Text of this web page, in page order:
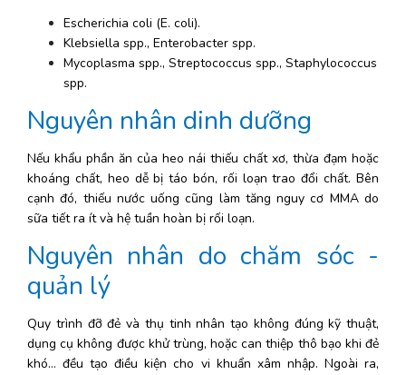
Escherichia coli (E. coli).
Klebsiella spp., Enterobacter spp.
Mycoplasma spp., Streptococcus spp., Staphylococcus
spp.
Nguyên nhân dinh dưỡng
Nếu khẩu phần ăn của heo nái thiếu chất xơ, thừa đạm hoặc
khoáng chất, heo dễ bị táo bón, rối loạn trao đổi chất. Bên
cạnh đó, thiếu nước uống cũng làm tăng nguy cơ MMA do
sữa tiết ra ít và hệ tuần hoàn bị rối loạn.
Nguyên nhân do chăm sóc -
quản lý
Quy trình đỡ đẻ và thụ tinh nhân tạo không đúng kỹ thuật,
dụng cụ không được khử trùng, hoặc can thiệp thô bạo khi đẻ
khó… đều tạo điều kiện cho vi khuẩn xâm nhập. Ngoài ra,